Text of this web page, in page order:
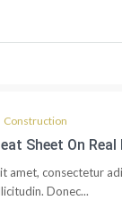
Construction
Sheet On
amet, consectetur
Donec...